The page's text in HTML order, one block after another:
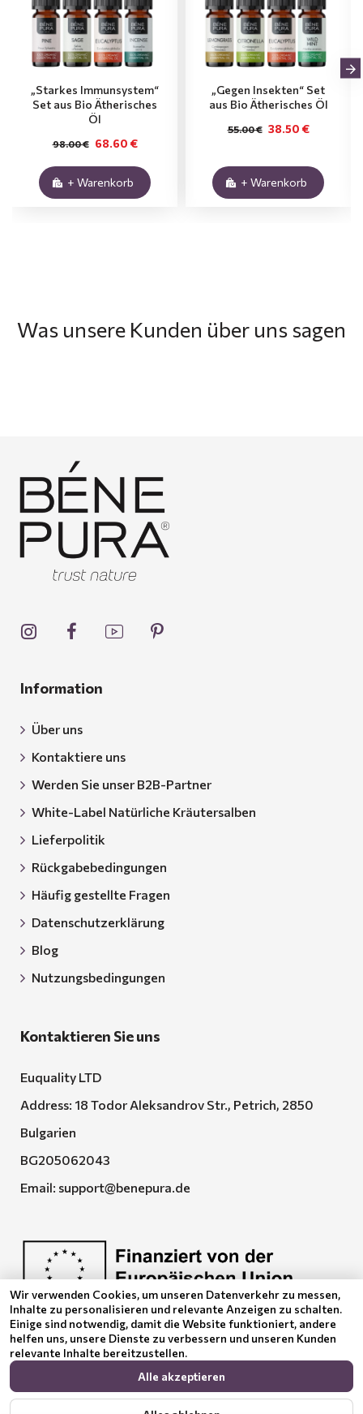
„Starkes Immunsystem“
Set aus Bio Ätherisches
Öl
68.60 €
98.00 €
+ Warenkorb
„Gegen Insekten“ Set
aus Bio Ätherisches Öl
38.50 €
55.00 €
+ Warenkorb
Was unsere Kunden über uns sagen
Information
Über uns
Kontaktiere uns
Werden Sie unser B2B-Partner
White-Label Natürliche Kräutersalben
Lieferpolitik
Rückgabebedingungen
Häufig gestellte Fragen
Datenschutzerklärung
Blog
Nutzungsbedingungen
Kontaktieren Sie uns
Euquality LTD
Address: 18 Todor Aleksandrov Str., Petrich, 2850
Bulgarien
BG205062043
Email: support@benepura.de
Euquality LTD führt den Vertrag No. BG-RRP-3.005-
2120-C01
Wir verwenden Cookies, um unseren Datenverkehr zu messen,
Inhalte zu personalisieren und relevante Anzeigen zu schalten.
Einige sind notwendig, damit die Website funktioniert, andere
helfen uns, unsere Dienste zu verbessern und unseren Kunden
relevante Inhalte bereitzustellen.
Alle akzeptieren